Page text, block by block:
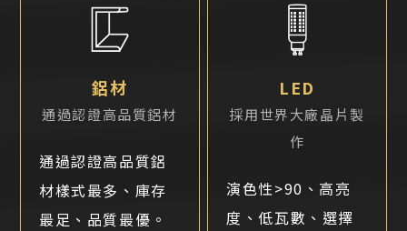
鋁材
通過認證高品質鋁材
通過認證高品質鋁
材樣式最多、庫存
最足、品質最優。
LED
採用世界大廠晶片製
作
演色性>90、高亮
度、低瓦數、選擇